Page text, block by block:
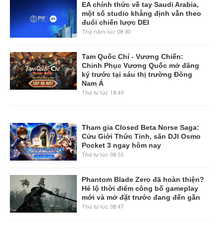
EA chính thức về tay Saudi Arabia,
một số studio khẳng định vẫn theo
đuổi chiến lược DEI
Thứ năm lúc 08:30
Tam Quốc Chí - Vương Chiến:
Chinh Phục Vương Quốc mở đăng
ký trước tại sáu thị trường Đông
Nam Á
Thứ tư lúc 18:49
Tham gia Closed Beta Norse Saga:
Cửu Giới Thức Tỉnh, săn DJI Osmo
Pocket 3 ngay hôm nay
Thứ tư lúc 08:55
Phantom Blade Zero đã hoàn thiện?
Hé lộ thời điểm công bố gameplay
mới và mở đặt trước đang đến gần
Thứ tư lúc 08:47